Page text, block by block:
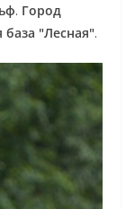
. Город
"Лесная".